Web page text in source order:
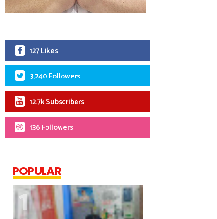
127 Likes
3,240 Followers
12.7k Subscribers
136 Followers
POPULAR